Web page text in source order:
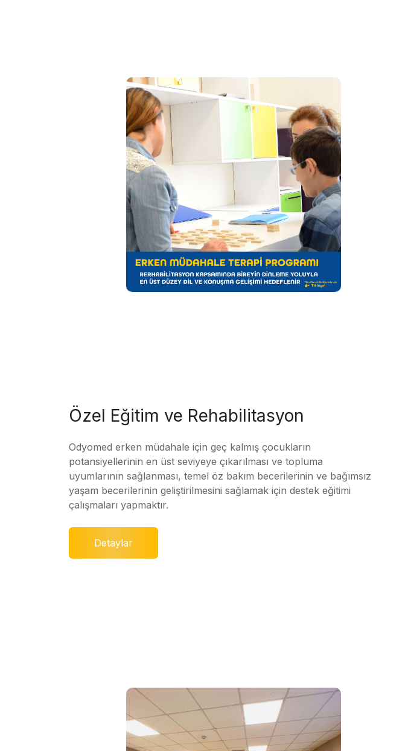
Özel Eğitim ve Rehabilitasyon
Odyomed erken müdahale için geç kalmış çocukların
potansiyellerinin en üst seviyeye çıkarılması ve topluma
uyumlarının sağlanması, temel öz bakım becerilerinin ve bağımsız
yaşam becerilerinin geliştirilmesini sağlamak için destek eğitimi
çalışmaları yapmaktır.
Detaylar